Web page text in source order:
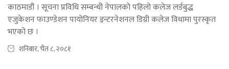
काठमाडौं । सूचना प्रविधि सम्बन्धी नेपालको पहिलो कलेज लर्डबुद्ध
एजुकेशन फाउण्डेशन पायोनियर इन्टरनेशनल डिग्री कलेज विधामा पुरस्कृत
भएको छ ।
शनिबार, चैत ८, २०८१